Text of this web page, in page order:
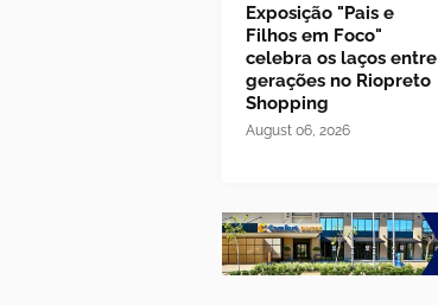
Exposição "Pais e
Filhos em Foco"
celebra os laços entre
gerações no Riopreto
Shopping
August 06, 2026